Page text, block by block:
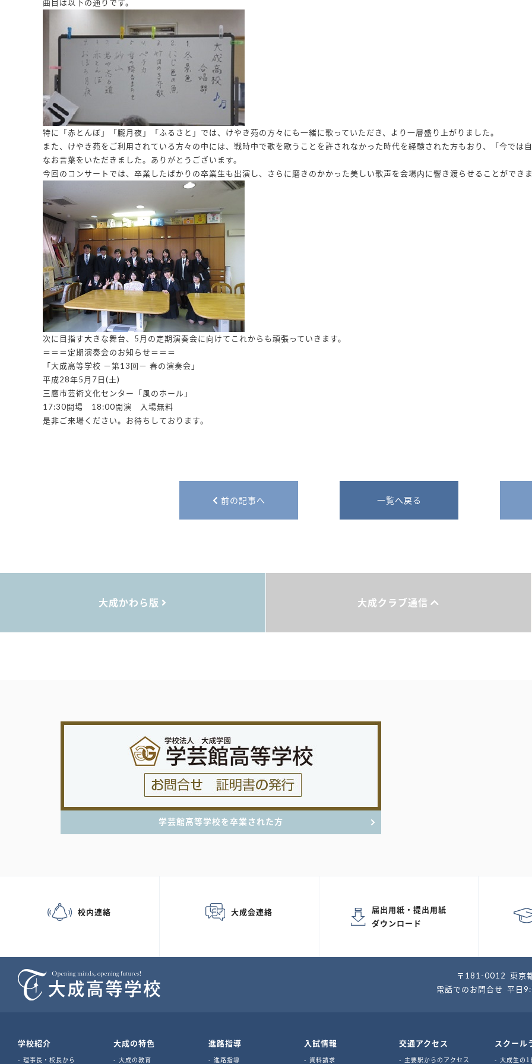
曲目は以下の通りです。
特に「赤とんぼ」「朧月夜」「ふるさと」では、けやき苑の方々にも一緒に歌っていただき、より一層盛り上がりました。
また、けやき苑をご利用されている方々の中には、戦時中で歌を歌うことを許されなかった時代を経験された方もおり、「今では
なお言葉をいただきました。ありがとうございます。
今回のコンサートでは、卒業したばかりの卒業生も出演し、さらに磨きのかかった美しい歌声を会場内に響き渡らせることができま
次に目指す大きな舞台、5月の定期演奏会に向けてこれからも頑張っていきます。
＝＝＝定期演奏会のお知らせ＝＝＝
「大成高等学校 －第13回－ 春の演奏会」
平成28年5月7日(土)
三鷹市芸術文化センター「風のホール」
17:30開場 18:00開演 入場無料
是非ご来場ください。お待ちしております。
前の記事へ 一覧へ戻る
大成かわら版 大成クラブ通信
学芸館高等学校を卒業された方
校内連絡 大成会連絡
届出用紙・提出用紙
ダウンロード
〒181-0012 東京
電話でのお問合せ 平日
学校紹介
理事長・校長から
大成の特色
大成の教育
進路指導
進路指導
入試情報
資料請求
交通アクセス
主要駅からのアクセス
スクール
大成生の1